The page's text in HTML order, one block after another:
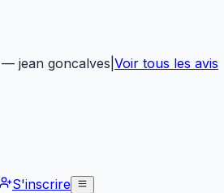
— jean goncalves Voir tous les avis
S'inscrire